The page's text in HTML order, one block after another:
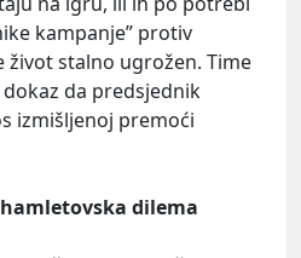
kampanje” protiv
život stalno ugrožen. Time
da predsjednik
izmišljenoj premoći
dilema